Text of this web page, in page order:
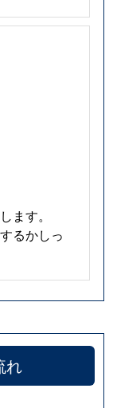
ます。
るかしっ
れ